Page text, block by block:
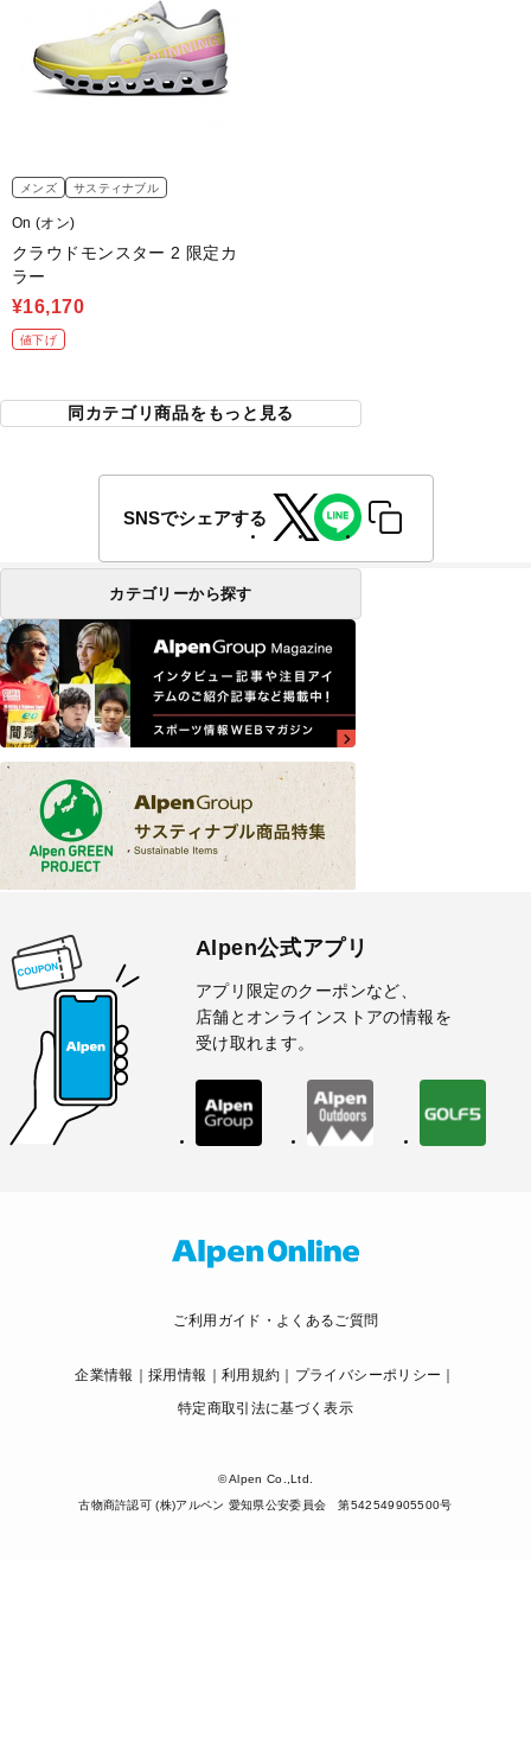
メンズ サスティナブル
On (オン)
クラウドモンスター 2 限定カ
ラー
¥16,170
値下げ
同カテゴリ商品をもっと見る
SNSでシェアする
カテゴリーから探す
Alpen公式アプリ
アプリ限定のクーポンなど、
店舗とオンラインストアの情報を
受け取れます。
ご利用ガイド・よくあるご質問
企業情報 採用情報 利用規約
プライバシーポリシー
特定商取引法に基づく表示
© Alpen Co.,Ltd.
古物商許認可 (株)アルペン 愛知県公安委員会 第542549905500号